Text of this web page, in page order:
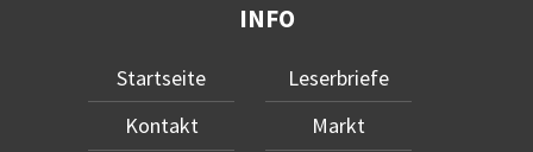
INFO
Startseite
Kontakt
Leserbriefe
Markt